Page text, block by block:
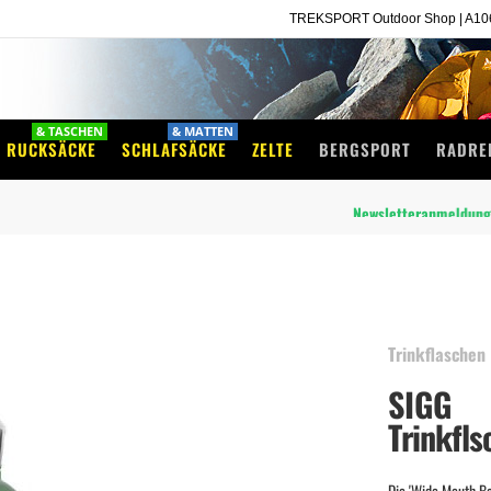
TREKSPORT Outdoor Shop |
RUCKSÄCKE
& TASCHEN
SCHLAFSÄCKE
& MATTEN
ZELTE BERGSPORT
Rabatt-Codesbelohnt!
Trinkflaschen
SIGG